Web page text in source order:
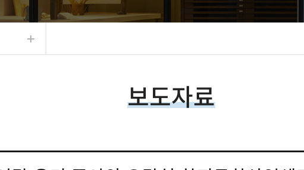
보도자료